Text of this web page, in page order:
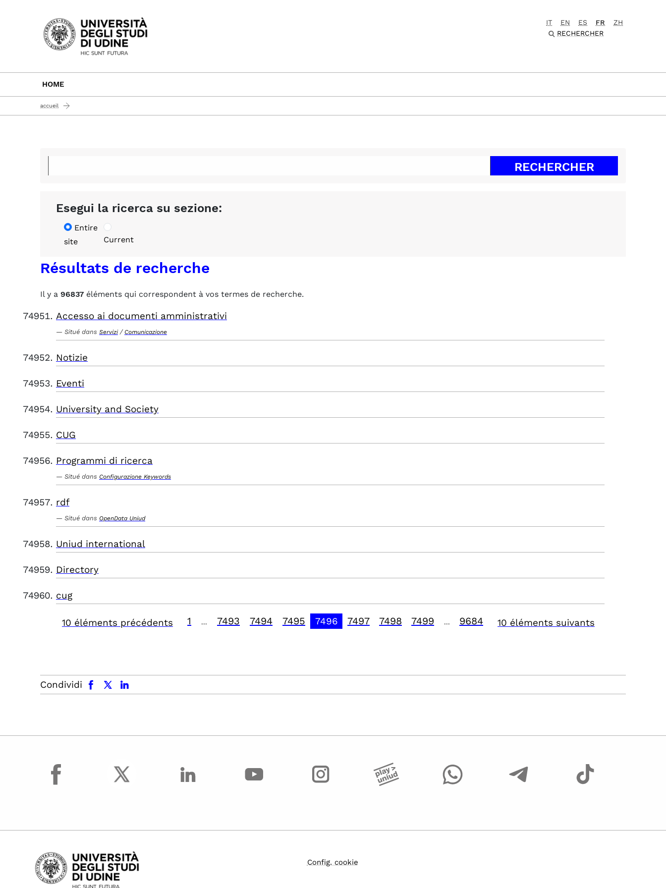
Passa al contenuto principale
IT EN ES FR
ZH
RECHERCHER
HOME
accueil
Esegui la ricerca su sezione:
Entire
site
Current
Résultats de recherche
Il y a 96837 éléments qui correspondent à vos termes de recherche.
Accesso ai documenti amministrativi
Situé dans Servizi / Comunicazione
Notizie
Eventi
University and Society
CUG
Programmi di ricerca
Situé dans Configurazione Keywords
rdf
Situé dans OpenData Uniud
Uniud international
Directory
cug
10 éléments précédents 1 7493 7494 7495 7496 7497 7498 7499 9684 10 éléments suivants
Condividi
facebook x.com linkedin
facebook
Config. cookie